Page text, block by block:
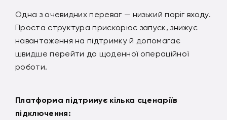
Одна з очевидних переваг — низький поріг входу.
Проста структура прискорює запуск, знижує
навантаження на підтримку й допомагає
швидше перейти до щоденної операційної
роботи.
Платформа підтримує кілька сценаріїв
підключення: